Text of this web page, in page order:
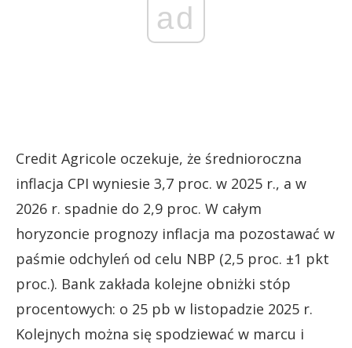
ad
Credit Agricole oczekuje, że średnioroczna
inflacja CPI wyniesie 3,7 proc. w 2025 r., a w
2026 r. spadnie do 2,9 proc. W całym
horyzoncie prognozy inflacja ma pozostawać w
paśmie odchyleń od celu NBP (2,5 proc. ±1 pkt
proc.). Bank zakłada kolejne obniżki stóp
procentowych: o 25 pb w listopadzie 2025 r.
Kolejnych można się spodziewać w marcu i